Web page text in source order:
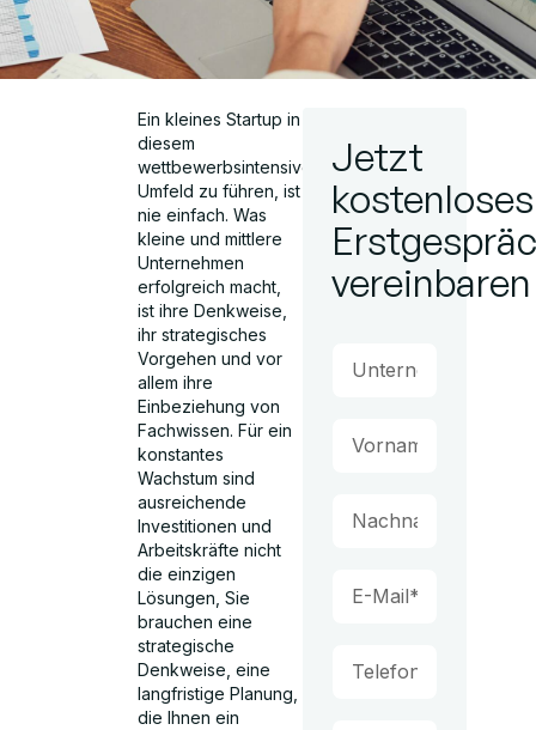
Ein kleines Startup in
diesem
wettbewerbsintensiven
Umfeld zu führen, ist
nie einfach. Was
kleine und mittlere
Unternehmen
erfolgreich macht,
ist ihre Denkweise,
ihr strategisches
Vorgehen und vor
allem ihre
Einbeziehung von
Fachwissen. Für ein
konstantes
Wachstum sind
ausreichende
Investitionen und
Arbeitskräfte nicht
die einzigen
Lösungen, Sie
brauchen eine
strategische
Denkweise, eine
langfristige Planung,
die Ihnen ein
Jetzt
kostenloses
vereinbaren